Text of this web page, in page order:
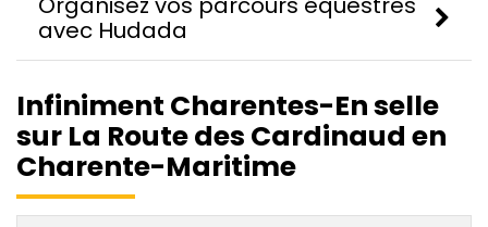
avec Hudada
Infiniment Charentes-En selle
sur La Route des Cardinaud en
Charente-Maritime